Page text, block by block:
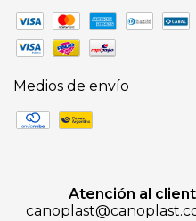
Medios de envío
Atención al